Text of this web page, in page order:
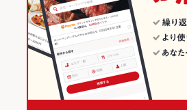
四条河原町の焼肉・ホルモンランキング